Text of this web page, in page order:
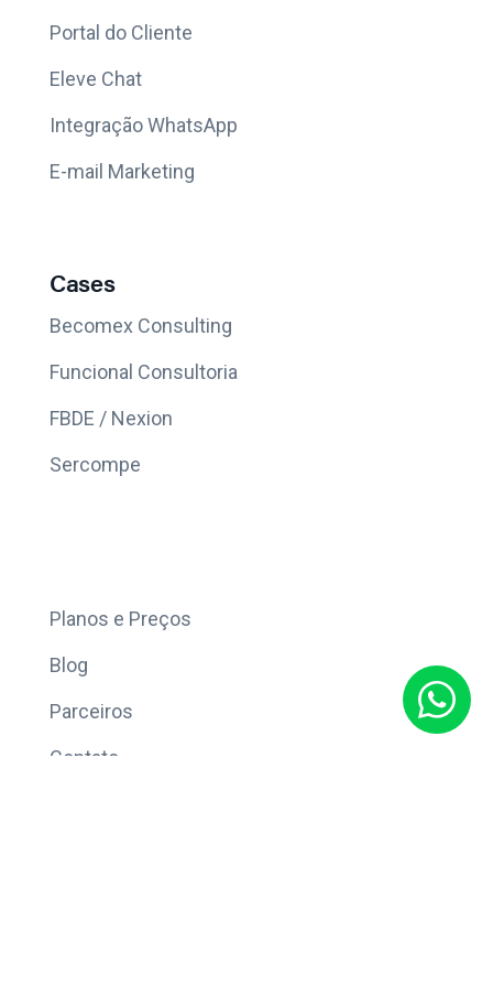
Portal do Cliente
Eleve Chat
Integração WhatsApp
E-mail Marketing
Cases
Becomex Consulting
Funcional Consultoria
FBDE / Nexion
Sercompe
Planos e Preços
Blog
Parceiros
Contato